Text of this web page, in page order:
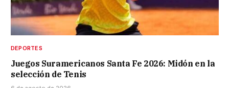
DEPORTES
Juegos Suramericanos Santa Fe 2026: Midón en la
selección de Tenis